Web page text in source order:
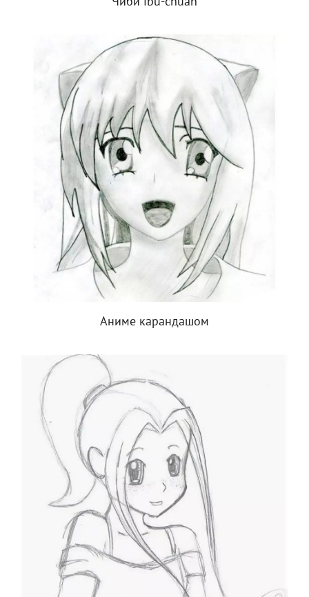
Аниме карандашом